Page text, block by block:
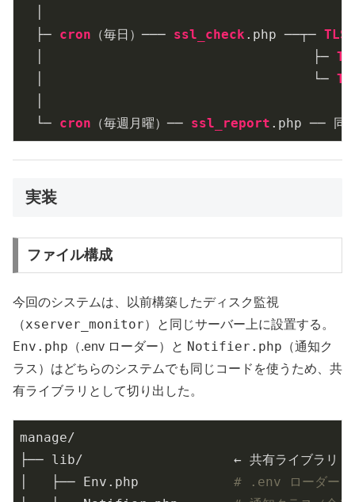
  ├─
cron （毎日）─── ssl_check .php ──┬─ TLS
  │                                  ├─
  │                                  └─
  └─
cron （毎週月曜）── ssl_report .php ── 同
実装
ファイル構成
今回のシステムは、以前構築したディスク監視
（xserver_monitor）と同じサーバー上に設置する。
Env.php （.env ローダー）と Notifier.php （通知ク
ラス）はどちらのシステムでも同じコードを使うため、共
有ライブラリとして切り出した。
manage/
├── lib/                   ← 共有ライブラリ
│   ├── Env.php # .env ローダー（